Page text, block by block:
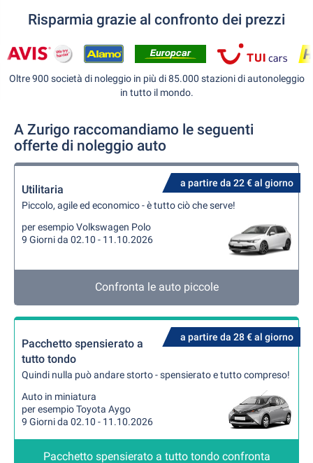
Risparmia grazie al confronto dei prezzi
Oltre 900 società di noleggio in più di 85.000 stazioni di autonoleggio
in tutto il mondo.
A Zurigo raccomandiamo le seguenti
offerte di noleggio auto
a partire da 22 € al giorno
Utilitaria
Piccolo, agile ed economico - è tutto ciò che serve!
per esempio Volkswagen Polo
9 Giorni da 02.10 - 11.10.2026
Confronta le auto piccole
a partire da 28 € al giorno
Pacchetto spensierato a
tutto tondo
Quindi nulla può andare storto - spensierato e tutto compreso!
Auto in miniatura
per esempio Toyota Aygo
9 Giorni da 02.10 - 11.10.2026
Pacchetto spensierato a tutto tondo confronta